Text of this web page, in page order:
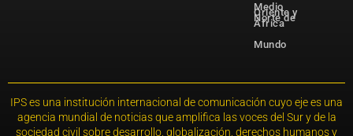
Medio
Oriente y
Norte de
África
Mundo
IPS es una institución internacional de comunicación cuyo eje es una
agencia mundial de noticias que amplifica las voces del Sur y de la
sociedad civil sobre desarrollo, globalización, derechos humanos y